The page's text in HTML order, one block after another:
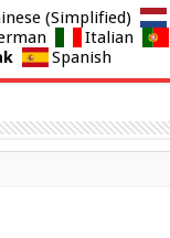
(Simplified)
Italian
Spanish